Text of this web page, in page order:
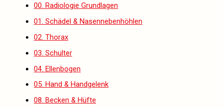
00. Radiologie Grundlagen
01. Schädel & Nasennebenhöhlen
02. Thorax
03. Schulter
04. Ellenbogen
05. Hand & Handgelenk
08. Becken & Hüfte